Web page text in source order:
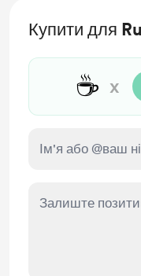
Купити для
☕ x